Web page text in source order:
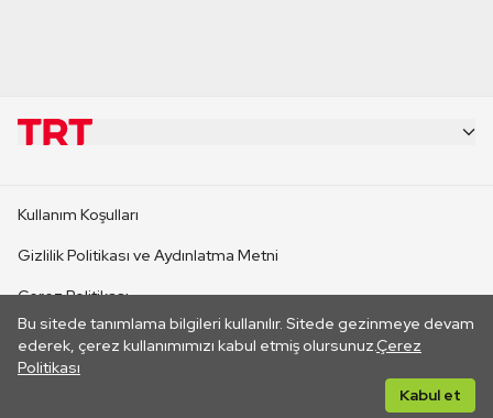
Bu sitede tanımlama bilgileri kullanılır. Sitede gezinmeye devam
ederek, çerez kullanımımızı kabul etmiş olursunuz.Çerez
Politikası
Kabul et
CANLI YAYINLAR
Kullanım Koşulları
Gizlilik Politikası ve Aydınlatma Metni
Çerez Politikası
İletişim
Her hakkı saklıdır. ©2026 TRT. Bağlantı yoluyla gidilen dış